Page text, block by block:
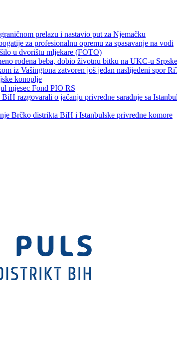
prelazu i nastavio put za Njemačku
za profesionalnu opremu za spasavanje na vodi
u dvorištu mljekare (FOTO)
rođena beba, dobio životnu bitku na UKC-u Srpske
iz Vašingtona zatvoren još jedan naslijeđeni spor
konoplje
mjesec Fond PIO RS
razgovarali o jačanju privredne saradnje sa
Brčko distrikta BiH i Istanbulske privredne komore